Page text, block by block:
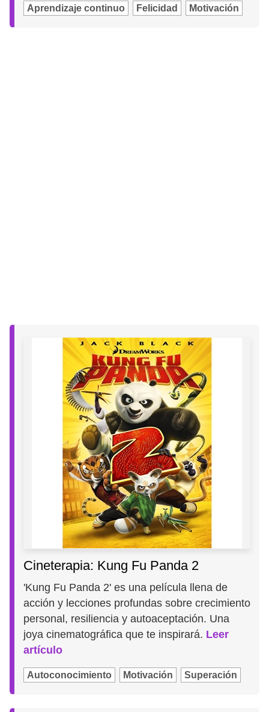
Aprendizaje continuo Felicidad Motivación
Cineterapia: Kung Fu Panda 2
'Kung Fu Panda 2' es una película llena de
acción y lecciones profundas sobre crecimiento
personal, resiliencia y autoaceptación. Una
joya cinematográfica que te inspirará. Leer
artículo
Autoconocimiento Motivación Superación